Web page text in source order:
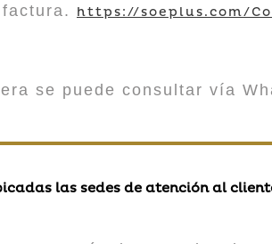
https://soeplus.com/
se puede consultar vía
las sedes de atención al